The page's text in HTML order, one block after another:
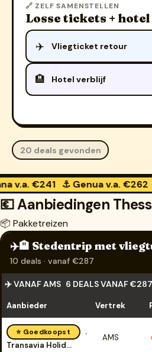
🔗 ZELF SAMENSTELLEN
Losse tickets + hotel
✈️ Vliegticket retour
🏨 Hotel verblijf
20 deals gevonden
· ⚓ Genuav.a. €262 · 🍽️ San
💶 Aanbiedingen
📦 Pakketreizen
✈️🏨 Stedentrip met
10 deals · vanaf €287
✈️ VANAF AMS 6 DEALS VANAF €287
Aanbieder Vertrek
⭐ Goedkoopst
Transavia Holidays
AMS